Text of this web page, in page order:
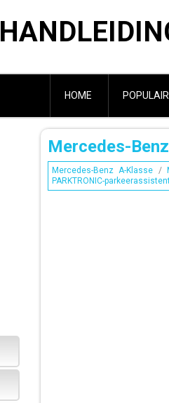
HOME POPULAIR
Mercedes-
Mercedes-Benz A-Klasse /
PARKTRONIC-